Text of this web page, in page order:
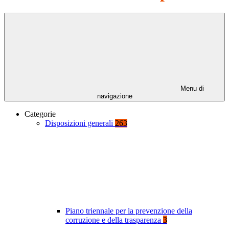
Menu di
navigazione
Categorie
Disposizioni generali 263
Piano triennale per la prevenzione della
corruzione e della trasparenza 3